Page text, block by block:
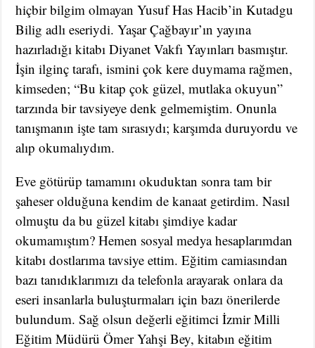
hiçbir bilgim olmayan Yusuf Has Hacib’in Kutadgu
Bilig adlı eseriydi. Yaşar Çağbayır’ın yayına
hazırladığı kitabı Diyanet Vakfı Yayınları basmıştır.
İşin ilginç tarafı, ismini çok kere duymama rağmen,
kimseden; “Bu kitap çok güzel, mutlaka okuyun”
tarzında bir tavsiyeye denk gelmemiştim. Onunla
tanışmanın işte tam sırasıydı; karşımda duruyordu ve
alıp okumalıydım.
Eve götürüp tamamını okuduktan sonra tam bir
şaheser olduğuna kendim de kanaat getirdim. Nasıl
olmuştu da bu güzel kitabı şimdiye kadar
okumamıştım? Hemen sosyal medya hesaplarımdan
kitabı dostlarıma tavsiye ettim. Eğitim camiasından
bazı tanıdıklarımızı da telefonla arayarak onlara da
eseri insanlarla buluşturmaları için bazı önerilerde
bulundum. Sağ olsun değerli eğitimci İzmir Milli
Eğitim Müdürü Ömer Yahşi Bey, kitabın eğitim